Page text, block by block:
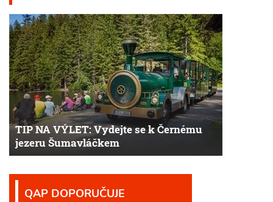
TIP NA VÝLET: Vydejte se k Černému
jezeru Šumavláčkem
QAP DOPORUČUJE